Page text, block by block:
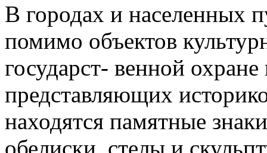
В городах и населенных
помимо объектов
государст- венной
представляющих
находятся памятные